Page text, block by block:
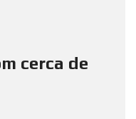
cerca de